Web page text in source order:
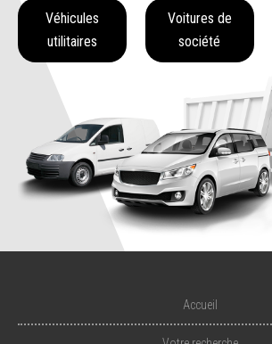
Véhicules
utilitaires
Voitures de
société
Accueil